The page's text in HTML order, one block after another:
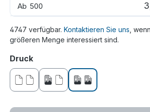
Ab 500
4747 verfügbar. Kontaktieren Sie uns ,
größeren Menge interessiert sind.
Druckauswählen
ohne Druckeinseitig bedrucktbeidseitig bedruckt